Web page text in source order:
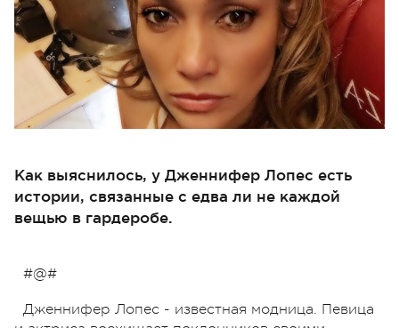
Как выяснилось, у Дженнифер Лопес есть
истории, связанные с едва ли не каждой
вещью в гардеробе.
#@#
Дженнифер Лопес - известная модница. Певица